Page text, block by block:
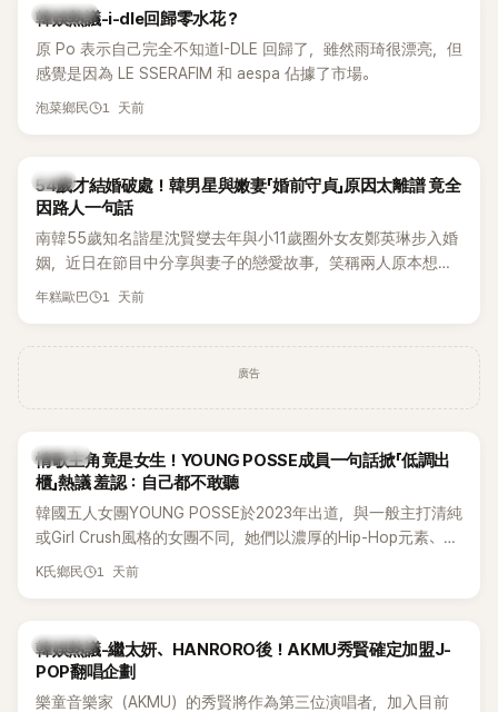
熱議討論
韓娛熱議-i-dle回歸零水花？
原 Po 表示自己完全不知道I-DLE 回歸了，雖然雨琦很漂亮，但
感覺是因為 LE SSERAFIM 和 aespa 佔據了市場。
泡菜鄉民 1 天前
韓星
54歲才結婚破處！韓男星與嫩妻「婚前守貞」原因太離譜 竟全
因路人一句話
南韓55歲知名諧星沈賢燮去年與小11歲圈外女友鄭英琳步入婚
姻，近日在節目中分享與妻子的戀愛故事，笑稱兩人原本想享
受兩人世界，沒想到站在飯店門口時竟被路人認出，還一路替
年糕歐巴 1 天前
廣告
K-POP
情歌主角竟是女生！YOUNG POSSE成員一句話掀「低調出
櫃」熱議 羞認：自己都不敢聽
韓國五人女團YOUNG POSSE於2023年出道，與一般主打清純
或Girl Crush風格的女團不同，她們以濃厚的Hip-Hop元素、自
創Rap及成員親自參與創作為特色，MV也融入美式街頭、塗
為第五代女團中極具辨識度的新生代代表之一。
K氏鄉民 1 天前
熱議討論
韓娛熱議-繼太妍、HANRORO後！AKMU秀賢確定加盟J-
POP翻唱企劃
樂童音樂家（AKMU）的秀賢將作為第三位演唱者，加入目前